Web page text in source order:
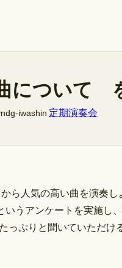
について
iwashin 定期演奏会
ら人気の高い曲を演奏
うアンケートを実施し
ぷりと聞いていただけ